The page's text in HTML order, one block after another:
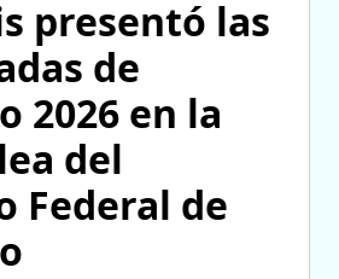
presentó las
de
2026 en la
del
Federal de